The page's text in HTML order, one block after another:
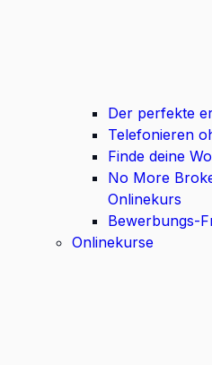
Der perfekte
Telefonieren
Finde deine
No More
Onlinekurs
Bewerbungs-
Onlinekurse